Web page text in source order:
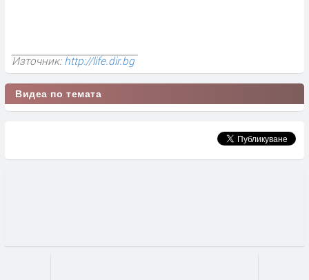
Източник:http://life.dir.bg
Видеа по темата